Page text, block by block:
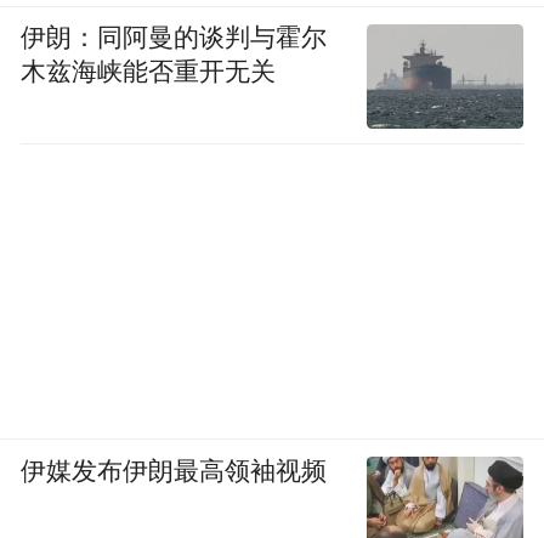
伊朗：同阿曼的谈判与霍尔
木兹海峡能否重开无关
伊媒发布伊朗最高领袖视频